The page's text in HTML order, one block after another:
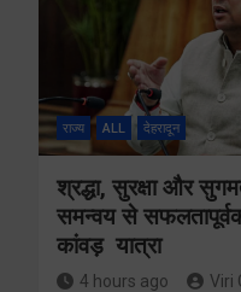
राज्य ALL देहरादून
श्रद्धा, सुरक्षा और
समन्वय से
कांवड़ यात्रा
4 hours ago Viri